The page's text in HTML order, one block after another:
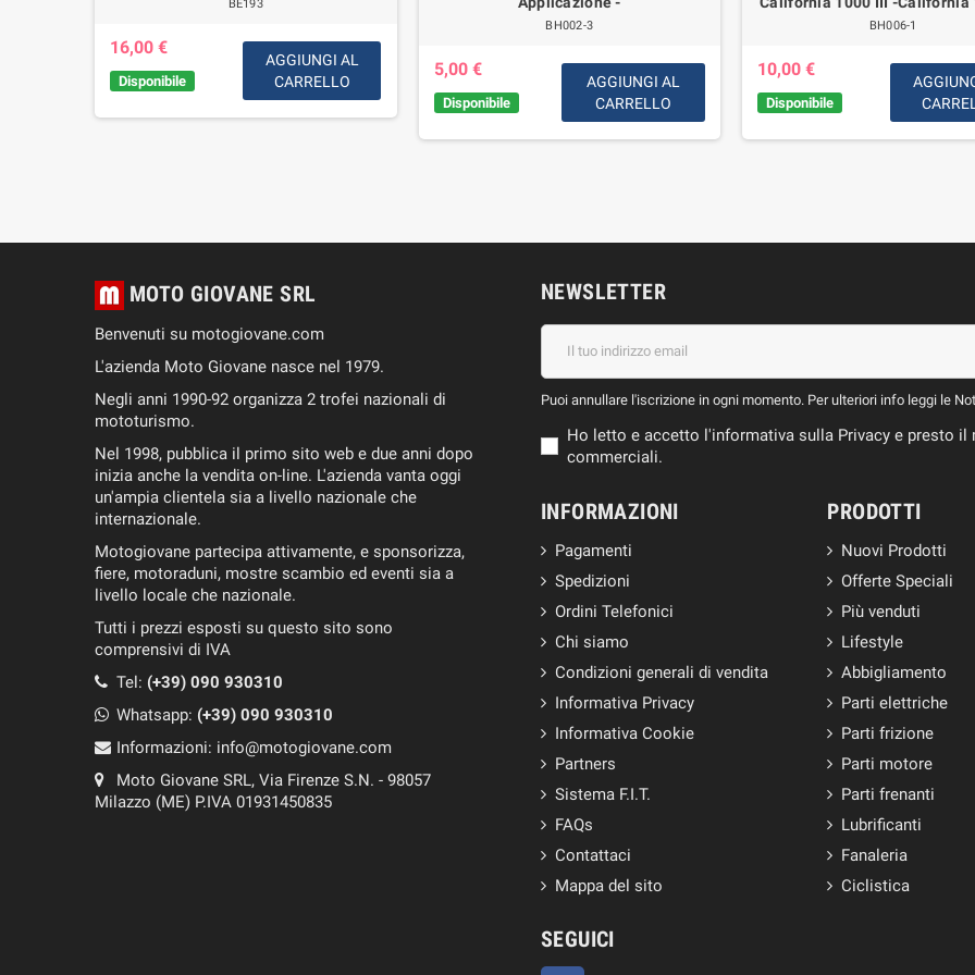
BE193
16,00 €
Disponibile
AGGIUNGI AL
CARRELLO
BH002-3
5,00 €
Disponibile
AGGIUNGI AL
CARRELLO
BH006-1
10,00 €
Disponibile
MOTO GIOVANE SRL
Benvenuti su motogiovane.com
L'azienda Moto Giovane nasce nel 1979.
Negli anni 1990-92 organizza 2 trofei nazionali di
mototurismo.
Nel 1998, pubblica il primo sito web e due anni dopo
inizia anche la vendita on-line. L'azienda vanta oggi
un'ampia clientela sia a livello nazionale che
internazionale.
Motogiovane partecipa attivamente, e sponsorizza,
fiere, motoraduni, mostre scambio ed eventi sia a
livello locale che nazionale.
Tutti i prezzi esposti su questo sito sono
comprensivi di IVA
Tel: (+39) 090 930310
Whatsapp: (+39) 090 930310
Informazioni: info@motogiovane.com
Moto Giovane SRL, Via Firenze S.N. - 98057
Milazzo (ME) P.IVA 01931450835
NEWSLETTER
Puoi annullare l'iscrizione in ogni momento. Per ulteriori info leggi le
Ho letto e accetto l'informativa sulla Privacy e presto
commerciali.
INFORMAZIONI
Pagamenti
Spedizioni
Ordini Telefonici
Chi siamo
Condizioni generali di vendita
Informativa Privacy
Informativa Cookie
Partners
Sistema F.I.T.
FAQs
Contattaci
Mappa del sito
PRODOTTI
Nuovi Prodotti
Offerte Speciali
Più venduti
Lifestyle
Abbigliamento
Parti elettriche
Parti frizione
Parti motore
Parti frenanti
Lubrificanti
Fanaleria
Ciclistica
SEGUICI